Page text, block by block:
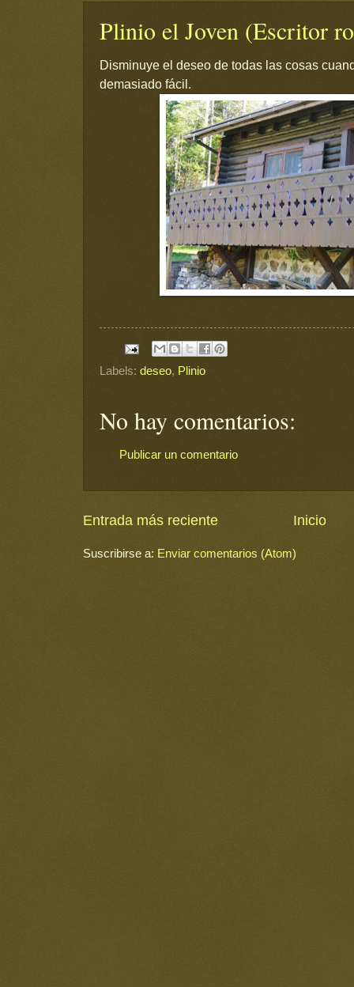
Plinio el Joven (Escritor
Disminuye el deseo de todas las cosas
demasiado fácil.
Labels: deseo, Plinio
No hay comentarios:
Publicar un comentario
Entrada más reciente Inicio
Suscribirse a: Enviar comentarios (Atom)